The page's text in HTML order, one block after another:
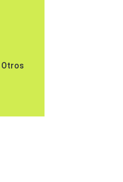
Otros